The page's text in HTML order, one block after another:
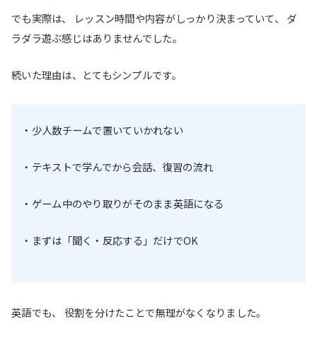
でも実際は、 レッスン時間や内容がしっかり決まっていて、 ダ
ラダラ遊ぶ感じはありませんでした。
続いた理由は、とてもシンプルです。
・少人数チームで置いていかれない
・テキストで学んでから会話、復習の流れ
・ゲーム中のやり取りがそのまま英語になる
・まずは「聞く・反応する」だけでOK
英語でも、 役割を分けたことで無理がなくなりました。